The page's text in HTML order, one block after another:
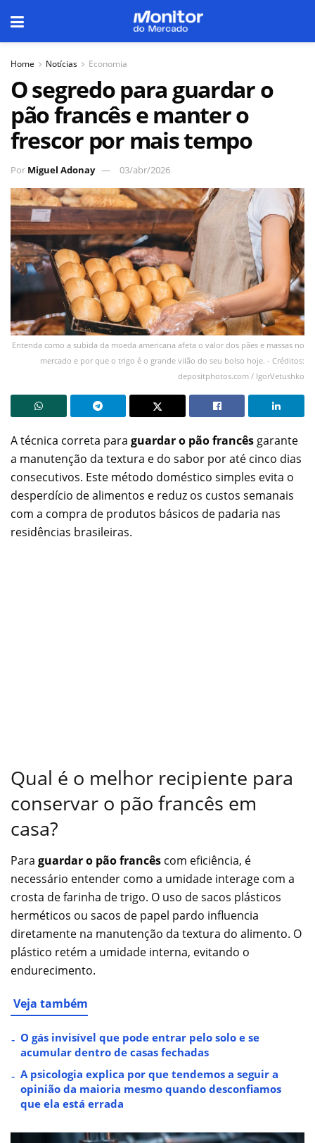
Home Notícias Economia
O segredo para guardar o
pão francês e manter o
frescor por mais tempo
Por Miguel Adonay 03/abr/2026
Entenda como a subida da moeda americana afeta o valor dos pães e massas no
mercado e por que o trigo é o grande vilão do seu bolso hoje. - Créditos:
depositphotos.com / IgorVetushko
A técnica correta para guardar o pão francês garante
a manutenção da textura e do sabor por até cinco dias
consecutivos. Este método doméstico simples evita o
desperdício de alimentos e reduz os custos semanais
com a compra de produtos básicos de padaria nas
residências brasileiras.
Qual é o melhor recipiente para
conservar o pão francês em
casa?
Para guardar o pão francês com eficiência, é
necessário entender como a umidade interage com a
crosta de farinha de trigo. O uso de sacos plásticos
herméticos ou sacos de papel pardo influencia
diretamente na manutenção da textura do alimento. O
plástico retém a umidade interna, evitando o
endurecimento.
Veja também
O gás invisível que pode entrar pelo solo e se
acumular dentro de casas fechadas
A psicologia explica por que tendemos a seguir a
opinião da maioria mesmo quando desconfiamos
que ela está errada